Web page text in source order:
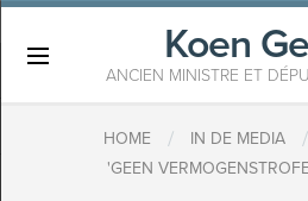
Koen
ANCIEN MINISTRE ET
HOME / IN DE MEDIA /
'GEEN